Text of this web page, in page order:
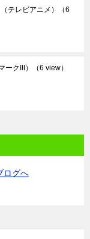
テレビアニメ）
（6
ークIII） （6 view）